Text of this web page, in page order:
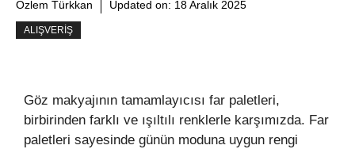
Özlem Türkkan Updated on: 18 Aralık 2025
ALIŞVERIŞ
Göz makyajının tamamlayıcısı far paletleri,
birbirinden farklı ve ışıltılı renklerle karşımızda. Far
paletleri sayesinde günün moduna uygun rengi